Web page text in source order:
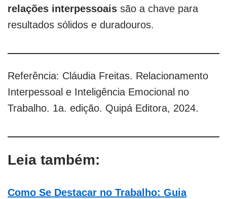
relações interpessoais são a chave para
resultados sólidos e duradouros.
Referência: Cláudia Freitas. Relacionamento
Interpessoal e Inteligência Emocional no
Trabalho. 1a. edição. Quipá Editora, 2024.
Leia também:
Como Se Destacar no Trabalho: Guia